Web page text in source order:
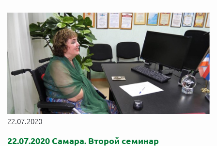
22.07.2020
22.07.2020 Самара. Второй семинар